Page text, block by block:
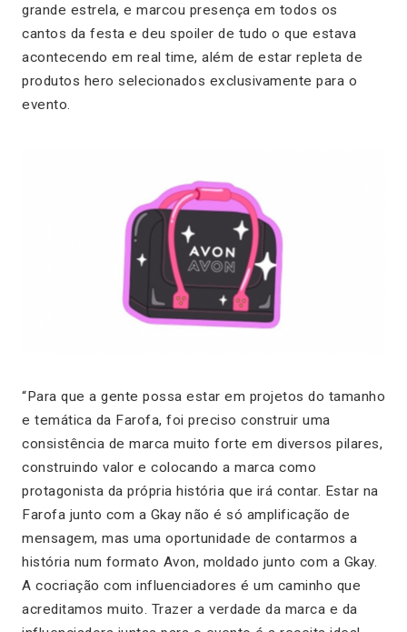
grande estrela, e marcou presença em todos os
cantos da festa e deu spoiler de tudo o que estava
acontecendo em real time, além de estar repleta de
produtos hero selecionados exclusivamente para o
evento.
“Para que a gente possa estar em projetos do tamanho
e temática da Farofa, foi preciso construir uma
consistência de marca muito forte em diversos pilares,
construindo valor e colocando a marca como
protagonista da própria história que irá contar. Estar na
Farofa junto com a Gkay não é só amplificação de
mensagem, mas uma oportunidade de contarmos a
história num formato Avon, moldado junto com a Gkay.
A cocriação com influenciadores é um caminho que
acreditamos muito. Trazer a verdade da marca e da